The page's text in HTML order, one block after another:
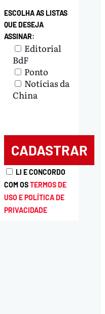
ESCOLHA AS LISTAS
QUE DESEJA
ASSINAR:
Editorial
BdF
Ponto
Notícias da
China
LI E CONCORDO
COM OSTERMOS DE
USO E POLÍTICA DE
PRIVACIDADE